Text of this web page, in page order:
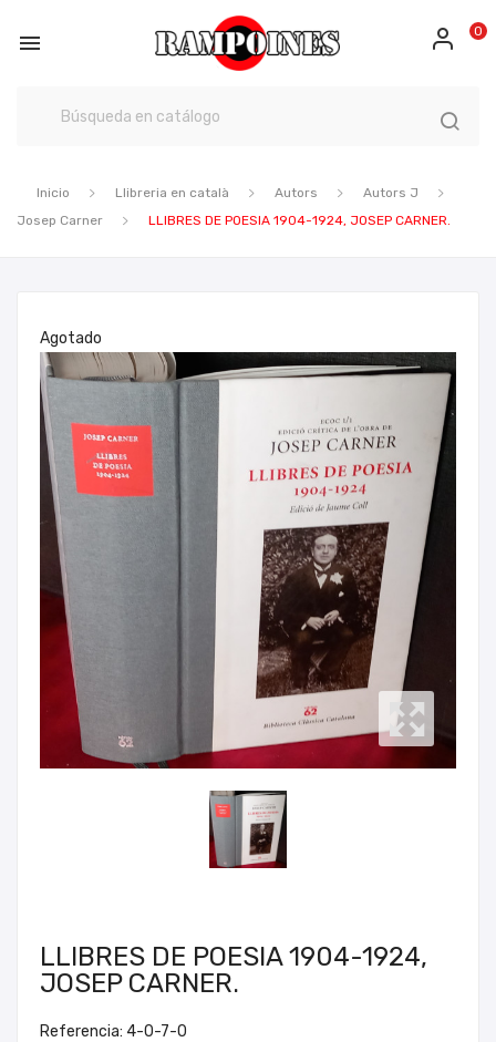
 0
Inicio Llibreria en català Autors
Autors J
Josep Carner
LLIBRES DE POESIA 1904-1924, JOSEP CARNER.
Agotado
LLIBRES DE POESIA 1904-1924,
JOSEP CARNER.
Referencia: 4-0-7-0